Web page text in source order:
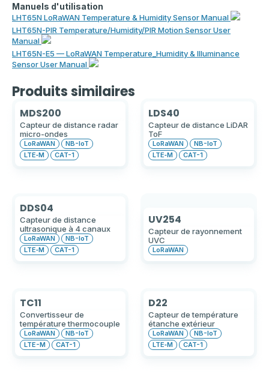
Manuels d'utilisation
LHT65N LoRaWAN Temperature & Humidity Sensor Manual
LHT65N-PIR Temperature/Humidity/PIR Motion Sensor User
Manual
LHT65N-E5 — LoRaWAN Temperature_Humidity & Illuminance
Sensor User Manual
Produits similaires
Capteur de distance radar
micro-ondes
LoRaWAN
NB-IoT
LTE‑M
CAT-1
MDS200
Capteur de distance LiDAR
ToF
LoRaWAN
NB-IoT
LTE‑M
CAT-1
LDS40
Capteur de distance
ultrasonique à 4 canaux
LoRaWAN
NB-IoT
LTE‑M
CAT-1
DDS04
Capteur de rayonnement
UVC
LoRaWAN
UV254
Convertisseur de
température thermocouple
LoRaWAN
NB-IoT
LTE-M
CAT-1
TC11
Capteur de température
étanche extérieur
LoRaWAN
NB-IoT
LTE‑M
CAT-1
D22